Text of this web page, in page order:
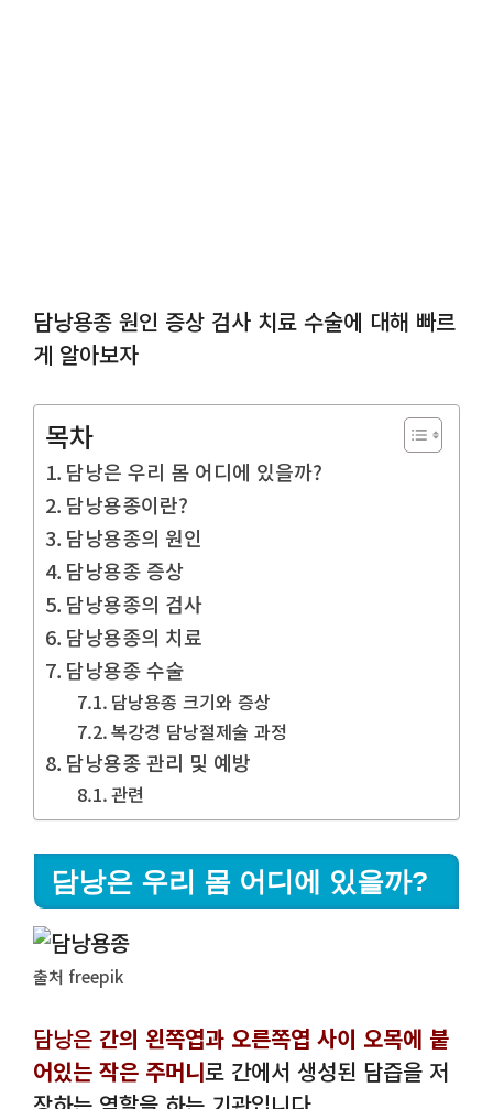
담낭용종 원인 증상 검사 치료 수술에 대해 빠르
게 알아보자
목차
담낭은 우리 몸 어디에 있을까?
담낭용종이란?
담낭용종의 원인
담낭용종 증상
담낭용종의 검사
담낭용종의 치료
담낭용종 수술
담낭용종 크기와 증상
복강경 담낭절제술 과정
담낭용종 관리 및 예방
관련
담낭은 우리 몸 어디에 있을까?
출처 freepik
담낭은 간의 왼쪽엽과 오른쪽엽 사이 오목에 붙
어있는 작은 주머니로 간에서 생성된 담즙을 저